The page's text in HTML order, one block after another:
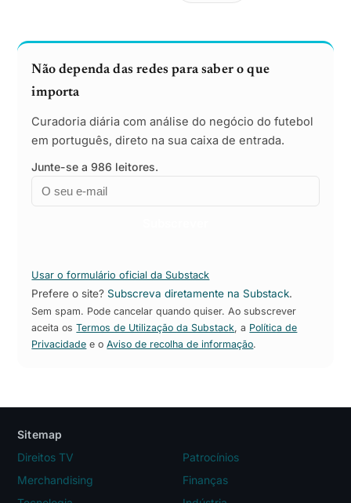
Não dependa das redes para saber o que
importa
Curadoria diária com análise do negócio do futebol
em português, direto na sua caixa de entrada.
Junte-se a 986 leitores.
Email
Empresa
Usar o formulário oficial da Substack
Prefere o site?Subscreva diretamente na Substack.
Sem spam. Pode cancelar quando quiser. Ao subscrever
aceita osTermos de Utilização da Substack , a Política de
Privacidade e oAviso de recolha de informação.
Sitemap
Direitos TV
Patrocínios
Merchandising
Finanças